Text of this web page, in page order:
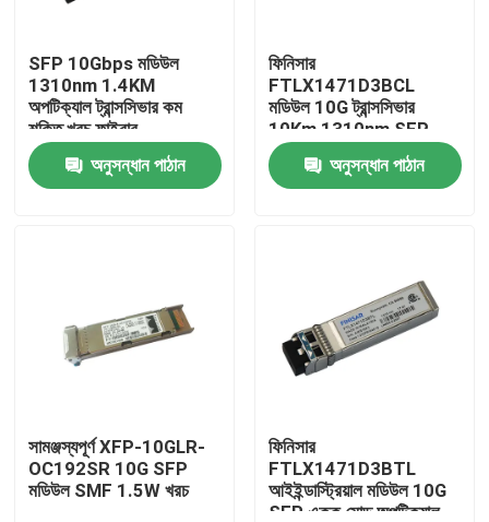
কারখানা ভ্রমণ
মান নিয়ন্ত্রণ
এনভিডিয়া এআই পণ্য
400G/800G অপটিক্যাল মডিউল
SFP 10Gbps মডিউল
1310nm 1.4KM
অপটিক্যাল ট্রান্সসিভার কম
শক্তি খরচ ফাইবার
অনুসন্ধান পাঠান
ফিনিসার
FTLX1471D3BCL
মডিউল 10G ট্রান্সসিভার
10Km 1310nm SFP
ফাইবার
অনুসন্ধান পাঠান
সামঞ্জস্যপূর্ণ XFP-10GLR-
OC192SR 10G SFP
মডিউল SMF 1.5W খরচ
ফিনিসার
FTLX1471D3BTL
আইইন্ডাস্ট্রিয়াল মডিউল 10G
SFP একক মোড অপটিক্যাল